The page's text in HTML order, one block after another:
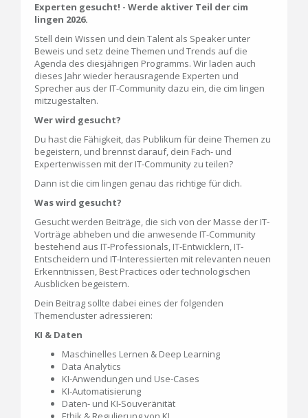
Experten gesucht! - Werde aktiver Teil der cim
lingen 2026.
Stell dein Wissen und dein Talent als Speaker unter
Beweis und setz deine Themen und Trends auf die
Agenda des diesjährigen Programms. Wir laden auch
dieses Jahr wieder herausragende Experten und
Sprecher aus der IT-Community dazu ein, die cim lingen
mitzugestalten.
Wer wird gesucht?
Du hast die Fähigkeit, das Publikum für deine Themen zu
begeistern, und brennst darauf, dein Fach- und
Expertenwissen mit der IT-Community zu teilen?
Dann ist die cim lingen genau das richtige für dich.
Was wird gesucht?
Gesucht werden Beiträge, die sich von der Masse der IT-
Vorträge abheben und die anwesende IT-Community
bestehend aus IT-Professionals, IT-Entwicklern, IT-
Entscheidern und IT-Interessierten mit relevanten neuen
Erkenntnissen, Best Practices oder technologischen
Ausblicken begeistern.
Dein Beitrag sollte dabei eines der folgenden
Themencluster adressieren:
KI & Daten
Maschinelles Lernen & Deep Learning
Data Analytics
KI-Anwendungen und Use-Cases
KI-Automatisierung
Daten- und KI-Souveränität